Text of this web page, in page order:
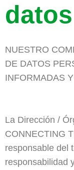
NUESTRO
DE DATOS
INFORMADAS
La Dirección /
CONNECTING
responsable del
responsabilidad